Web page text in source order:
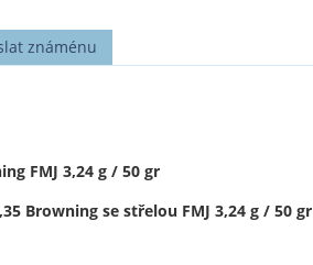
známénu
FMJ 3,24 g / 50 gr
Browning se střelou FMJ 3,24 g / 50 gr